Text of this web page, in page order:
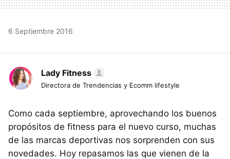
6 Septiembre 2016
Lady Fitness
Directora de Trendencias y Ecomm lifestyle
Como cada septiembre, aprovechando los buenos
propósitos de fitness para el nuevo curso, muchas
de las marcas deportivas nos sorprenden con sus
novedades. Hoy repasamos las que vienen de la